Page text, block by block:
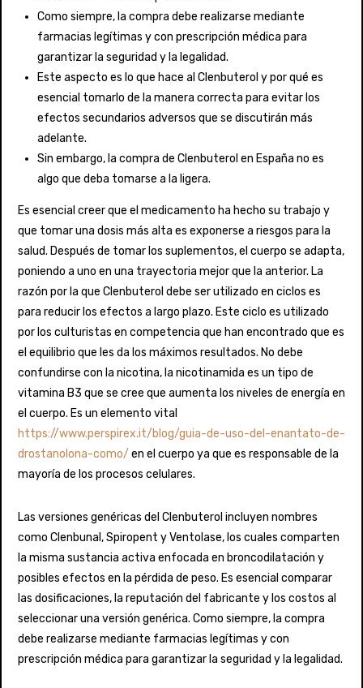
Como siempre, la compra debe realizarse mediante
farmacias legítimas y con prescripción médica para
garantizar la seguridad y la legalidad.
Este aspecto es lo que hace al Clenbuterol y por qué es
esencial tomarlo de la manera correcta para evitar los
efectos secundarios adversos que se discutirán más
adelante.
Sin embargo, la compra de Clenbuterol en España no es
algo que deba tomarse a la ligera.
Es esencial creer que el medicamento ha hecho su trabajo y
que tomar una dosis más alta es exponerse a riesgos para la
salud. Después de tomar los suplementos, el cuerpo se adapta,
poniendo a uno en una trayectoria mejor que la anterior. La
razón por la que Clenbuterol debe ser utilizado en ciclos es
para reducir los efectos a largo plazo. Este ciclo es utilizado
por los culturistas en competencia que han encontrado que es
el equilibrio que les da los máximos resultados. No debe
confundirse con la nicotina, la nicotinamida es un tipo de
vitamina B3 que se cree que aumenta los niveles de energía en
el cuerpo. Es un elemento vital
https://www.perspirex.it/blog/guia-de-uso-del-enantato-de-
drostanolona-como/ en el cuerpo ya que es responsable de la
mayoría de los procesos celulares.
Las versiones genéricas del Clenbuterol incluyen nombres
como Clenbunal, Spiropent y Ventolase, los cuales comparten
la misma sustancia activa enfocada en broncodilatación y
posibles efectos en la pérdida de peso. Es esencial comparar
las dosificaciones, la reputación del fabricante y los costos al
seleccionar una versión genérica. Como siempre, la compra
debe realizarse mediante farmacias legítimas y con
prescripción médica para garantizar la seguridad y la legalidad.